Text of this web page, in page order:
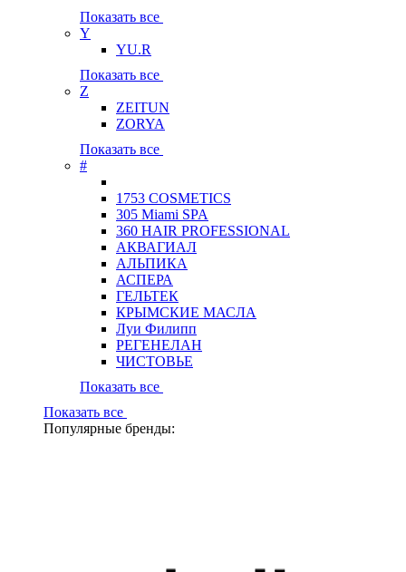
Показать все
Y
YU.R
Показать все
Z
ZEITUN
ZORYA
Показать все
#
1753 COSMETICS
305 Miami SPA
360 HAIR PROFESSIONAL
АКВАГИАЛ
АЛЬПИКА
АСПЕРА
ГЕЛЬТЕК
КРЫМСКИЕ МАСЛА
Луи Филипп
РЕГЕНЕЛАН
ЧИСТОВЬЕ
Показать все
Показать все
Популярные бренды: